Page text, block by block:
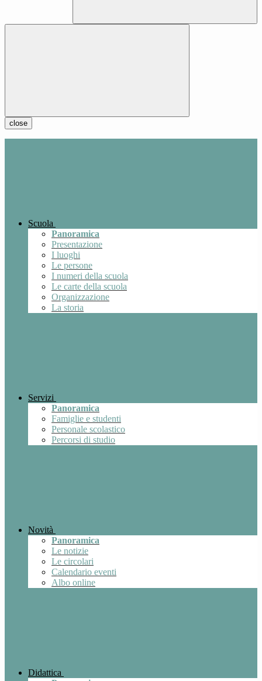
close
Scuola
Panoramica
Presentazione
I luoghi
Le persone
I numeri della scuola
Le carte della scuola
Organizzazione
La storia
Servizi
Panoramica
Famiglie e studenti
Personale scolastico
Percorsi di studio
Novità
Panoramica
Le notizie
Le circolari
Calendario eventi
Albo online
Didattica